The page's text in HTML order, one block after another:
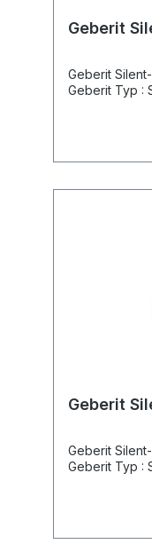
Geberit
Geberit
Geberit Typ :
Geberit
Geberit
Geberit Typ :